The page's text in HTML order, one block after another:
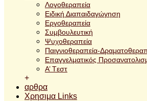
Λογοθεραπεία
Ειδική Διαπαιδαγώγηση
Εργοθεραπεία
Συμβουλευτική
Ψυχοθεραπεία
Παιγνιοθεραπεία-
Επαγγελματικός
A’ Tεστ
+
αρθρα
Χρησιμα Links